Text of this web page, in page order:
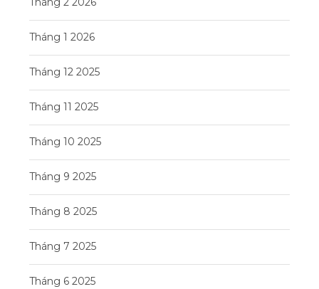
Tháng 1 2026
Tháng 12 2025
Tháng 11 2025
Tháng 10 2025
Tháng 9 2025
Tháng 8 2025
Tháng 7 2025
Tháng 6 2025